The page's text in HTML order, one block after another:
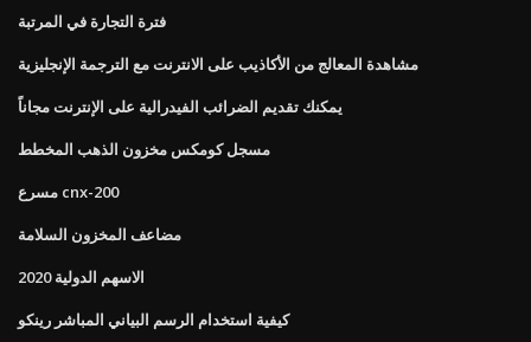
فترة التجارة في المرتبة
مشاهدة المعالج من الأكاذيب على الانترنت مع الترجمة الإنجليزية
يمكنك تقديم الضرائب الفيدرالية على الإنترنت مجاناً
مسجل كومكس مخزون الذهب المخطط
مسرع cnx-200
مضاعف المخزون السلامة
الاسهم الدولية 2020
كيفية استخدام الرسم البياني المباشر رينكو